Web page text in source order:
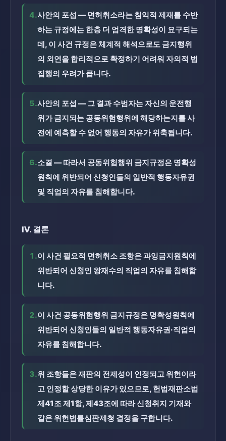
4.사안의 포섭 — 면허취소라는 침익적 제재를 수반
하는 규정에는 한층 더 엄격한 명확성이 요구되는
데, 이 사건 규정은 체계적 해석으로도 금지행위
의 외연을 합리적으로 확정하기 어려워 자의적 법
집행의 우려가 큽니다.
5.사안의 포섭 — 그 결과 수범자는 자신의 운전행
위가 금지되는 공동위험행위에 해당하는지를 사
전에 예측할 수 없어 행동의 자유가 위축됩니다.
6.소결 — 따라서 공동위험행위 금지규정은 명확성
원칙에 위반되어 신청인들의 일반적 행동자유권
및 직업의 자유를 침해합니다.
Ⅳ. 결론
1.이 사건 필요적 면허취소 조항은 과잉금지원칙에
위반되어 신청인 왕재수의 직업의 자유를 침해합
니다.
2.이 사건 공동위험행위 금지규정은 명확성원칙에
위반되어 신청인들의 일반적 행동자유권·직업의
자유를 침해합니다.
3.위 조항들은 재판의 전제성이 인정되고 위헌이라
고 인정할 상당한 이유가 있으므로, 헌법재판소법
제41조 제1항, 제43조에 따라 신청취지 기재와
같은 위헌법률심판제청 결정을 구합니다.